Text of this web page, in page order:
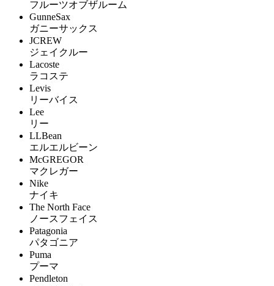
フルーツオブザルーム
GunneSax
ガニーサックス
JCREW
ジェイクルー
Lacoste
ラコステ
Levis
リーバイス
Lee
リー
LLBean
エルエルビーン
McGREGOR
マクレガー
Nike
ナイキ
The North Face
ノースフェイス
Patagonia
パタゴニア
Puma
プーマ
Pendleton